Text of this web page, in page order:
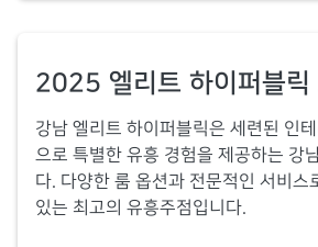
2025 엘리트 하이퍼블릭
강남 엘리트 하이퍼블릭은 세련된 인
으로 특별한 유흥 경험을 제공하는 강
다. 다양한 룸 옵션과 전문적인 서비스
있는 최고의 유흥주점입니다.